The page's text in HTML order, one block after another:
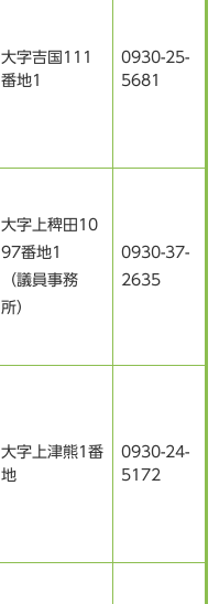
大字吉国111
番地1
0930-25-
5681
大字上稗田10
97番地1
（議員事務
所）
0930-37-
2635
大字上津熊1番
地
0930-24-
5172